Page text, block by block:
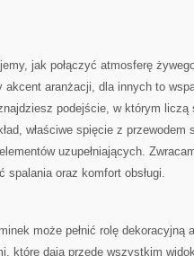
jak połączyć atmosferę
akcent aranżacji, dla innych to
podejście, w którym
właściwe spięcie z przewodem
uzupełniających.
spalania oraz komfort obsługi.
może pełnić rolę dekoracyjną
które dają przede wszystkim